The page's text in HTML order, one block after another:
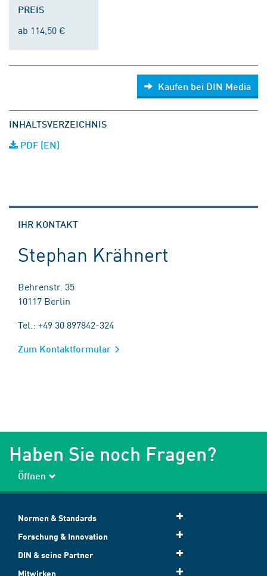
PREIS
ab 114,50 €
Kaufen bei DIN Media
INHALTSVERZEICHNIS
PDF (EN)
IHR KONTAKT
Stephan Krähnert
Behrenstr. 35
10117 Berlin
Tel.: +49 30 897842-324
Zum Kontaktformular
Haben Sie noch Fragen?
Öffnen
Normen & Standards
Forschung & Innovation
DIN & seine Partner
Mitwirken